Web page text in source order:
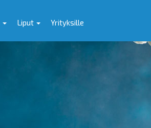
Liput Yrityksille